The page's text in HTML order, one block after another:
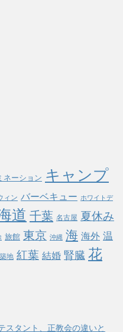
ネーション キャンプ
ィン バーベキュー ホワイトデ
道 千葉 名古屋 夏休み
旅館 東京 沖縄 海 海外 温
築地 紅葉 結婚 腎臓 花
スタント、正教会の違いと